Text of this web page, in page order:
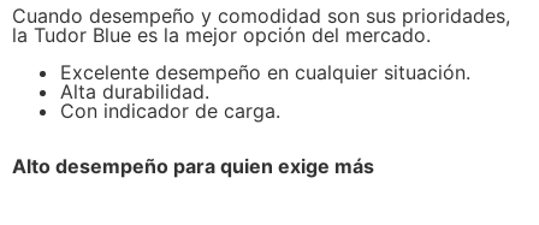
Cuando desempeño y comodidad son sus prioridades,
la Tudor Blue es la mejor opción del mercado.
Excelente desempeño en cualquier situación.
Alta durabilidad.
Con indicador de carga.
Alto desempeño para quien exige más